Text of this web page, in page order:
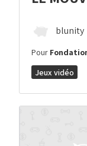
blunity
Pour
Jeux vidéo